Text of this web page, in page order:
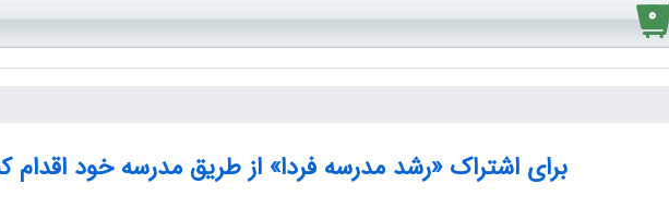
۰
برای اشتراک «رشد مدرسه فردا» از طریق مدرسه خود اقدام